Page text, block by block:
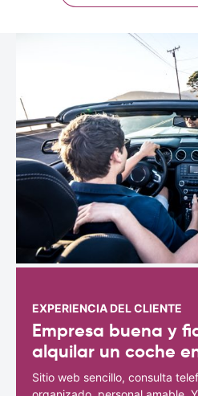
EXPERIENCIA DEL CLIENTE
Empresa buena y
alquilar un coche
Sitio web sencillo, consulta